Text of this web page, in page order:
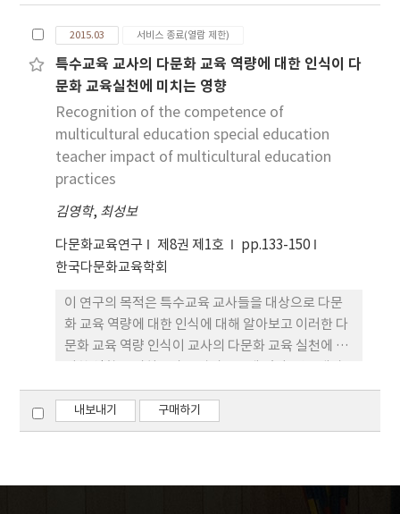
성 원천’이라는 긍정적인 의미 가치로 변화되었다.
셋째, 정보원 분석을 통해 기사에서 언어 사용 주체로
서의 결혼이주여성 본인 및 가족의 목소리가 높은 비
율로 반영되고 있다는 것을 확인할 수 있었다. 이는 과
거 이들의 언어 능력이 전문가들을 통해 타자화되었
던 것과는 달리 언어 사용 주체로서 재현되고 있다는
것을 보여준다.
정하여 실험집단과 통제집단에 각각 12명씩 배정하
였다. 그리고 프로그램의 적용효과를 알아보기 위하
여 실험집단과 통제집단 모두에게 양육태도에 대한
사전검사를 실시한 후 실험집단에게 2014년 10월8일
부터 12월10일까지 매주 수요일 2시간씩 총 10회기
로 구성된 부모교육 프로그램을 진행하였으며 프로그
램 후 통제집단과 함께 양육태도 검사를 실시하였다.
수집된 자료는 SPSS/WIN 18.0을 이용하여 빈도분
석(frequency analysis)과 일원공변량분석(One-
통해 나타난 베트남결혼이주여성을 위한 부모교육 프
로그램 적용 효과는 다음과 같다. 첫째, 온정·애정적
양육태도에서 실험집단이 통계집단의 평균보다 높았
서 본 부모교육 프로그램은 온정·애정적 양육태도
를 향상시키는 데 효과가 있음을 알 수 있다. 둘째, 공
격·적대, 무시·무관심, 모호한 거부 등의 양육태도
으로 부모교육 프로그램은 유아기 자녀를 둔 베트남
결혼이주여성들에게 부모역할과 양육태도 향상에 긍
정적인 효과를 가져 오는 것으로 나타났다. 어머니들
확고한 자녀양육의 기준과 목표를 설정하여 준비된
2015.03 서비스 종료(열람 제한)
특수교육 교사의 다문화 교육 역량에 대한 인식이 다
문화 교육실천에 미치는 영향
Recognition of the competence of
multicultural education special education
teacher impact of multicultural education
practices
김영학, 최성보
다문화교육연구 제8권 제1호
pp.133-150
한국다문화교육학회
이 연구의 목적은 특수교육 교사들을 대상으로 다문
화 교육 역량에 대한 인식에 대해 알아보고 이러한 다
문화 교육 역량 인식이 교사의 다문화 교육 실천에 어
은 특수학교에 근무하고 있는 교사 350명을 대상으로
설문조사를 실시하였다. 연구결과에 의하면 교사의
다문화 교육 역량에 대한 인식은 다문화 교육 실천과
다문화 교육기술 순으로 다문화 교육실천에 영향을
내보내기 구매하기